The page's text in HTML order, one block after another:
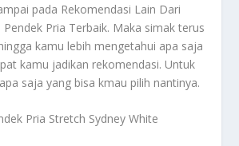
pada Rekomendasi Lain Dari
Pria Terbaik. Maka simak terus
kamu lebih mengetahui apa saja
kamu jadikan rekomendasi. Untuk
saja yang bisa kmau pilih nantinya.
Pria Stretch Sydney White